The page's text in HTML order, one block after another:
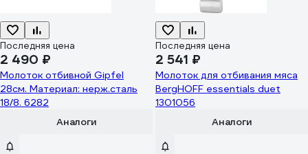
Последняя цена
2 490 ₽
Молоток отбивной Gipfel
28см. Материал: нерж.сталь
18/8. 6282
Аналоги
Последняя цена
2 541 ₽
Молоток для отбивания мяса
BergHOFF essentials duet
1301056
Аналоги